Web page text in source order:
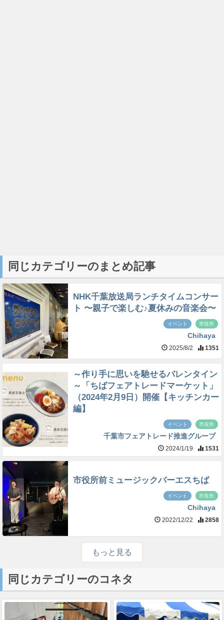
同じカテゴリーのまとめ記事
NHK千葉放送局ランチタイムコンサー
ト 〜親子で楽しむ♪夏休みの音楽会〜
イベント 市役所
Chihaya
2025/8/2 1351
～作り手に思いを馳せるバレンタイン
～「ちばフェアトレードマーケット」
（2024年2月9日）開催【キッチンカー
編】
イベント 市役所
千葉市フェアトレード推進グループ
2024/1/19 1531
市役所前ミュージックバーエスちば
イベント 市役所
Chihaya
2022/12/22 2858
もっと見る
同じカテゴリーのコネタ